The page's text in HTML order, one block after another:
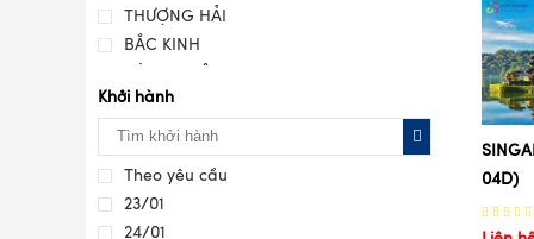
THƯỢNG HẢI
BẮC KINH
TÔ CHÂU
ĐÀI BẮC
ĐÀI TRUNG
CAO HÙNG
Khởi hành
Theo yêu cầu
23/01
24/01
04D)